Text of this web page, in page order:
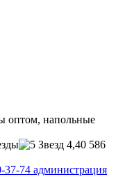
оптом, напольные
4,40 586
37-74 администрация